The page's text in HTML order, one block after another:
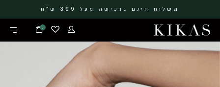
משלוח חינם ברכישה מעל 399 ש”ח
0